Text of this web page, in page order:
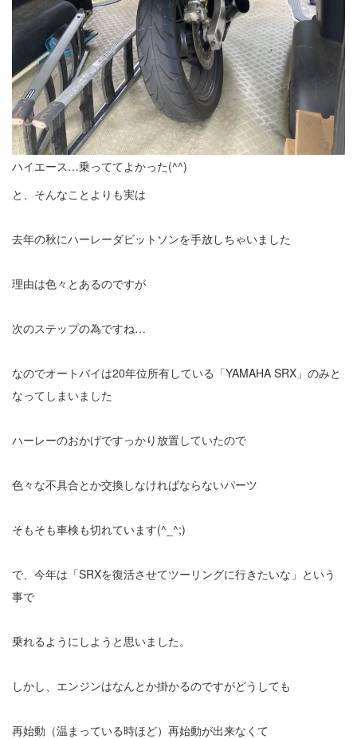
ハイエース…乗っててよかった(^^)
と、そんなことよりも実は
去年の秋にハーレーダビットソンを手放しちゃいました
理由は色々とあるのですが
次のステップの為ですね…
なのでオートバイは20年位所有している「YAMAHA SRX」のみと
なってしまいました
ハーレーのおかげですっかり放置していたので
色々な不具合とか交換しなければならないパーツ
そもそも車検も切れています(^_^;)
で、今年は「SRXを復活させてツーリングに行きたいな」という
事で
乗れるようにしようと思いました。
しかし、エンジンはなんとか掛かるのですがどうしても
再始動（温まっている時ほど）再始動が出来なくて